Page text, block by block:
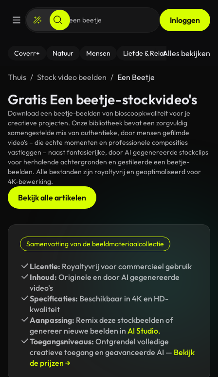
Inloggen
Coverr+ Natuur Mensen Liefde & Relaties - Fitness
Alles bekijken
Thuis Stock video beelden Een Beetje
Gratis Een beetje-stockvideo's
Download een beetje-beelden van bioscoopkwaliteit voor je
creatieve projecten. Onze bibliotheek bevat een zorgvuldig
samengestelde mix van authentieke, door mensen gefilmde
video's – die echte momenten en professionele composities
vastleggen – naast fantasierijke, door AI gegenereerde stockclips
voor herhalende achtergronden en gestileerde een beetje-
beelden. Alle bestanden zijn royaltyvrij en geoptimaliseerd voor
4K-bewerking.
Bekijk alle artikelen
Samenvatting van de beeldmateriaalcollectie
Licentie: Royaltyvrij voor commercieel gebruik
Inhoud: Originele en door AI gegenereerde
video's
Specificaties: Beschikbaar in 4K en HD-
kwaliteit
Aanpassing: Remix deze stockbeelden of
genereer nieuwe beelden in AI Studio.
Toegangsniveaus: Ontgrendel volledige
creatieve toegang en geavanceerde AI — Bekijk
de prijzen →